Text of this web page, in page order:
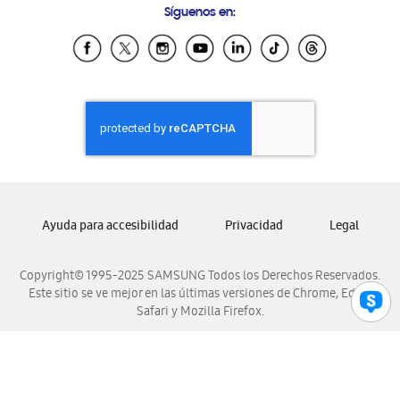
Samsung Ecuador
Samsung El Salvador
Samsung Honduras
Samsung Nicaragua
Samsung Panamá
Samsung Venezuela
Síguenos en:
Copyright© 1995-2025 SAMSUNG Todos los Derechos Reservados.
Este sitio se ve mejor en las últimas versiones de Chrome, Edge,
Safari y Mozilla Firefox.
Ayuda para accesibilidad Privacidad Legal